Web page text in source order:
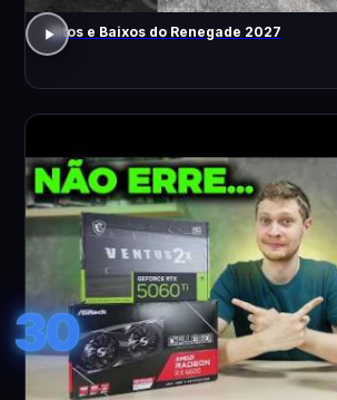
Altos e Baixos do Renegade 2027
30